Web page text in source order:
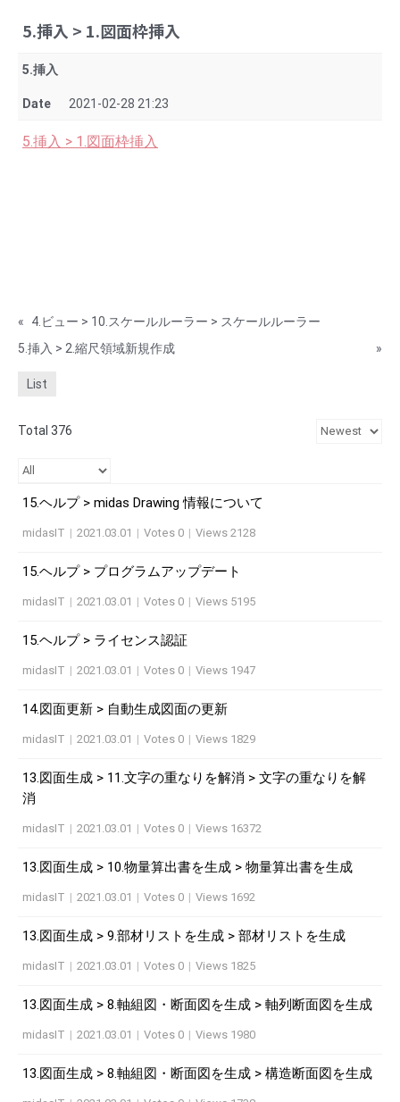
5.挿入 > 1.図面枠挿入
5.挿入
Date 2021-02-28 21:23
5.挿入 > 1.図面枠挿入
«
4.ビュー > 10.スケールルーラー > スケールルーラー
5.挿入 > 2.縮尺領域新規作成
»
List
Total 376
15.ヘルプ > midas Drawing 情報について
midasIT | 2021.03.01 | Votes 0 | Views 2128
15.ヘルプ > プログラムアップデート
midasIT | 2021.03.01 | Votes 0 | Views 5195
15.ヘルプ > ライセンス認証
midasIT | 2021.03.01 | Votes 0 | Views 1947
14.図面更新 > 自動生成図面の更新
midasIT | 2021.03.01 | Votes 0 | Views 1829
13.図面生成 > 11.文字の重なりを解消 > 文字の重なりを解
消
midasIT | 2021.03.01 | Votes 0 | Views 16372
13.図面生成 > 10.物量算出書を生成 > 物量算出書を生成
midasIT | 2021.03.01 | Votes 0 | Views 1692
13.図面生成 > 9.部材リストを生成 > 部材リストを生成
midasIT | 2021.03.01 | Votes 0 | Views 1825
13.図面生成 > 8.軸組図・断面図を生成 > 軸列断面図を生成
midasIT | 2021.03.01 | Votes 0 | Views 1980
13.図面生成 > 8.軸組図・断面図を生成 > 構造断面図を生成